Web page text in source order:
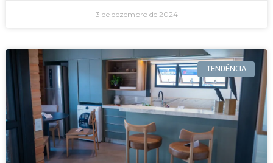
3 de dezembro de 2024
TENDÊNCIA